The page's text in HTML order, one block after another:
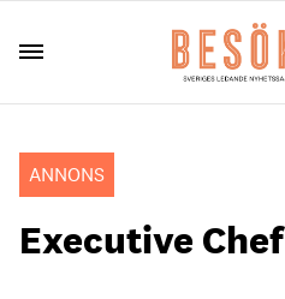
ANNONS
Executive Chef